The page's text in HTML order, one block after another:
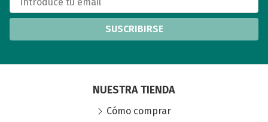
SUSCRIBIRSE
NUESTRA TIENDA
Cómo comprar